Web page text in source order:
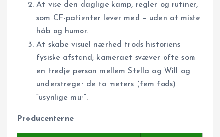
At vise den daglige kamp, regler og rutiner,
som CF-patienter lever med – uden at miste
håb og humor.
At skabe visuel nærhed trods historiens
fysiske afstand; kameraet svæver ofte som
en tredje person mellem Stella og Will og
understreger de to meters (fem fods)
“usynlige mur”.
Producenterne